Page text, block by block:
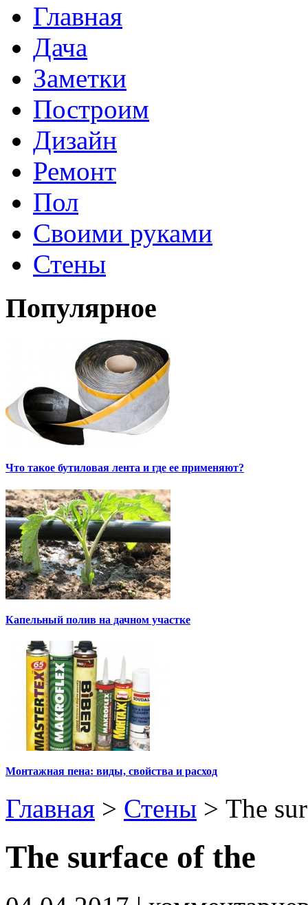
Главная
Дача
Заметки
Построим
Дизайн
Ремонт
Пол
Своими руками
Стены
Популярное
Что такое бутиловая лента и где ее применяют?
Капельный полив на дачном участке
Монтажная пена: виды, свойства и расход
Главная > Стены > The
The surface of the